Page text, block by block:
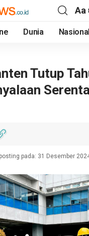
Aa
Dunia Nasional
Tutup
pada: 31 Desember